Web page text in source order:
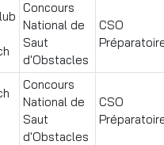
Concours
National de
Saut
d'Obstacles
CSO
Concours
National de
Saut
d'Obstacles
CSO